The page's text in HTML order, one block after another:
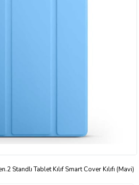
Standlı Tablet Kılıf Smart Cover Kılıfı (Mavi)